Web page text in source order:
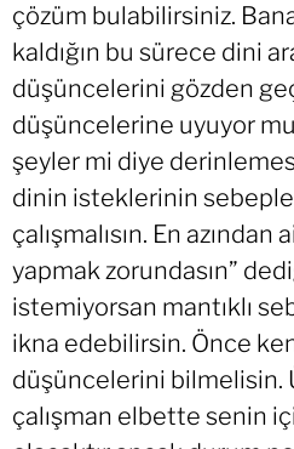
çözüm bulabilirsiniz.
kaldığın bu sürece dini
düşüncelerini gözden
düşüncelerine uyuyor
şeyler mi diye
dinin isteklerinin
çalışmalısın. En
yapmak zorundasın”
istemiyorsan mantıklı
ikna edebilirsin. Önce
düşüncelerini bilmelisin.
çalışman elbette senin